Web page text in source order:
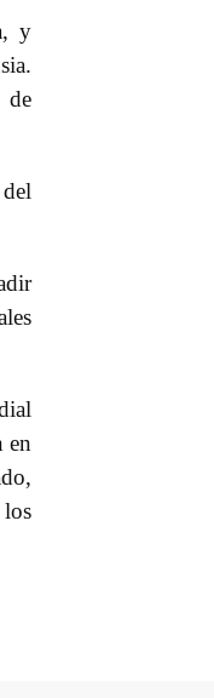
y
de
en
los